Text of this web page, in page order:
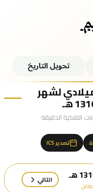
تحويل التاريخ
لشهر
الفلكية الدقيقة
تصدير ICS
التالي